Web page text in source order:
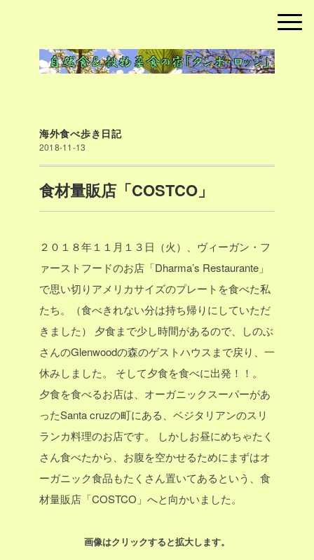
海外食べ歩き日記
2018-11-13
食材量販店「COSTCO」
２０１８年１１月１３日（火）、ヴィーガン・フ
ァーストフードのお店「Dharma’s Restaurante」
で思い切りアメリカサイズのプレートを食べた私
たち。（食べきれない分は持ち帰りにしていただ
きました）
夕食まで少し時間があるので、しのぶ
さんのGlenwoodの森のゲストハウスまで戻り、一
休みしました。
そして夕食を食べに出発！！。
夕食を食べるお店は、オーガニックスーパーがあ
ったSanta cruzの町にある、ベジタリアンのスリ
ランカ料理のお店です。
しかしお昼にめちゃたく
さん食べたから、お腹を空かせるためにまずはオ
ーガニック食品もたくさん置いてあるという、食
材量販店「COSTCO」へと向かいました。
画像はクリックすると拡大します。